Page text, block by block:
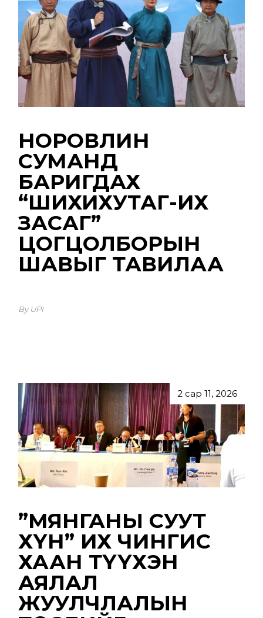
НОРОВЛИН
СУМАНД
БАРИГДАХ
“ШИХИХУТАГ-ИХ
ЗАСАГ”
ЦОГЦОЛБОРЫН
ШАВЫГ ТАВИЛАА
By UPI
2 сар 11, 2026
”МЯНГАНЫ СУУТ
ХҮН” ИХ ЧИНГИС
ХААН ТҮҮХЭН
АЯЛАЛ
ЖУУЛЧЛАЛЫН